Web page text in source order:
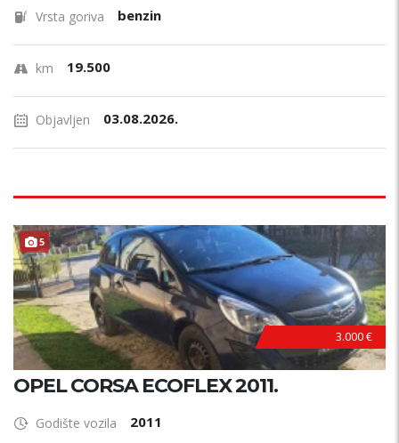
Vrsta goriva benzin
km 19.500
Objavljen 03.08.2026.
5
3.000 €
OPEL CORSA ECOFLEX 2011.
Godište vozila 2011